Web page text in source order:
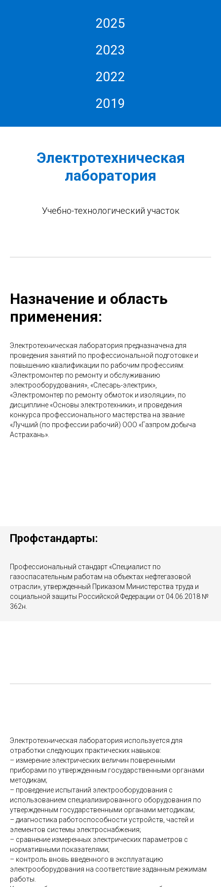
2025
2023
2022
2019
Электротехническая
лаборатория
Учебно-технологический участок
Назначение и область
применения:
Электротехническая лаборатория предназначена для
проведения занятий по профессиональной подготовке и
повышению квалификации по рабочим профессиям:
«Электромонтер по ремонту и обслуживанию
электрооборудования», «Слесарь-электрик»,
«Электромонтер по ремонту обмоток и изоляции», по
дисциплине «Основы электротехники», и проведения
конкурса профессионального мастерства на звание
«Лучший (по профессии рабочий) ООО «Газпром добыча
Астрахань».
Профстандарты:
Профессиональный стандарт «Специалист по
газоспасательным работам на объектах нефтегазовой
отрасли», утвержденный Приказом Министерства труда и
социальной защиты Российской Федерации от 04.06.2018 №
362н.
Электротехническая лаборатория используется для
отработки следующих практических навыков:
– измерение электрических величин поверенными
приборами по утвержденным государственными органами
методикам;
– проведение испытаний электрооборудования с
использованием специализированного оборудования по
утвержденным государственными органами методикам;
– диагностика работоспособности устройств, частей и
элементов системы электроснабжения;
– сравнение измеренных электрических параметров с
нормативными показателями;
– контроль вновь введенного в эксплуатацию
электрооборудования на соответствие заданным режимам
работы.